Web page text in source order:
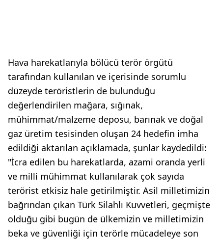
Hava harekatlarıyla bölücü terör örgütü
tarafından kullanılan ve içerisinde sorumlu
düzeyde teröristlerin de bulunduğu
değerlendirilen mağara, sığınak,
mühimmat/malzeme deposu, barınak ve doğal
gaz üretim tesisinden oluşan 24 hedefin imha
edildiği aktarılan açıklamada, şunlar kaydedildi:
"İcra edilen bu harekatlarda, azami oranda yerli
ve milli mühimmat kullanılarak çok sayıda
terörist etkisiz hale getirilmiştir. Asil milletimizin
bağrından çıkan Türk Silahlı Kuvvetleri, geçmişte
olduğu gibi bugün de ülkemizin ve milletimizin
beka ve güvenliği için terörle mücadeleye son